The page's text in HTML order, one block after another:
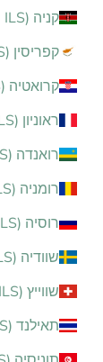
קניה (ILS ₪)
קפריסין (ILS ₪)
קרואטיה (ILS ₪)
ראוניון (ILS ₪)
רואנדה (ILS ₪)
רומניה (ILS ₪)
רוסיה (ILS ₪)
שוודיה (ILS ₪)
שווייץ (ILS ₪)
תאילנד (ILS ₪)